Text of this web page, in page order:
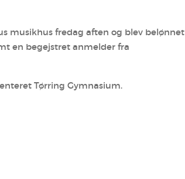
musikhus fredag aften og blev belønnet
en begejstret anmelder fra
Tørring Gymnasium.